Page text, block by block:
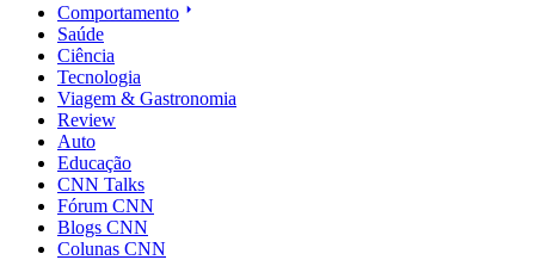
Comportamento
Saúde
Ciência
Tecnologia
Viagem & Gastronomia
Review
Auto
Educação
CNN Talks
Fórum CNN
Blogs CNN
Colunas CNN